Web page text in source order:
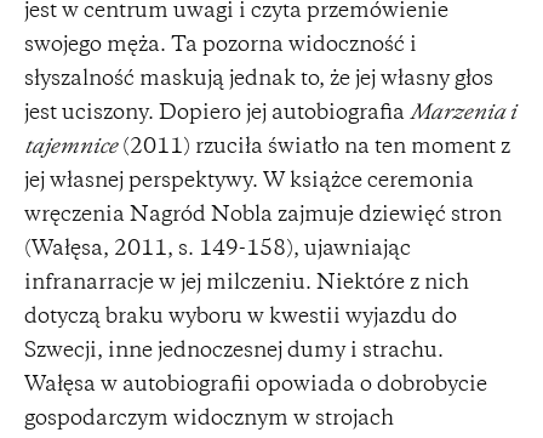
jest w centrum uwagi i czyta przemówienie
swojego męża. Ta pozorna widoczność i
słyszalność maskują jednak to, że jej własny głos
jest uciszony. Dopiero jej autobiografia Marzenia i
tajemnice(2011) rzuciła światło na ten moment z
jej własnej perspektywy. W książce ceremonia
wręczenia Nagród Nobla zajmuje dziewięć stron
(Wałęsa, 2011, s. 149-158), ujawniając
infranarracje w jej milczeniu. Niektóre z nich
dotyczą braku wyboru w kwestii wyjazdu do
Szwecji, inne jednoczesnej dumy i strachu.
Wałęsa w autobiografii opowiada o dobrobycie
gospodarczym widocznym w strojach